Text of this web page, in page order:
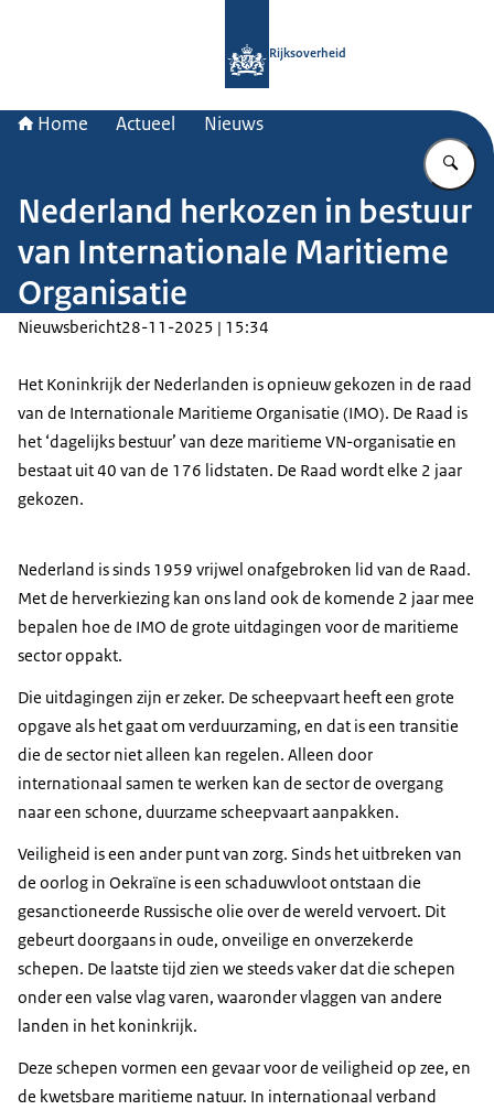
Rijksoverheid
Home Actueel Nieuws
Nederland herkozen in bestuur
van Internationale Maritieme
Organisatie
Nieuwsbericht28-11-2025 | 15:34
Het Koninkrijk der Nederlanden is opnieuw gekozen in de raad
van de Internationale Maritieme Organisatie (IMO). De Raad is
het ‘dagelijks bestuur’ van deze maritieme VN-organisatie en
bestaat uit 40 van de 176 lidstaten. De Raad wordt elke 2 jaar
gekozen.
Nederland is sinds 1959 vrijwel onafgebroken lid van de Raad.
Met de herverkiezing kan ons land ook de komende 2 jaar mee
bepalen hoe de IMO de grote uitdagingen voor de maritieme
sector oppakt.
Die uitdagingen zijn er zeker. De scheepvaart heeft een grote
opgave als het gaat om verduurzaming, en dat is een transitie
die de sector niet alleen kan regelen. Alleen door
internationaal samen te werken kan de sector de overgang
naar een schone, duurzame scheepvaart aanpakken.
Veiligheid is een ander punt van zorg. Sinds het uitbreken van
de oorlog in Oekraïne is een schaduwvloot ontstaan die
gesanctioneerde Russische olie over de wereld vervoert. Dit
gebeurt doorgaans in oude, onveilige en onverzekerde
schepen. De laatste tijd zien we steeds vaker dat die schepen
onder een valse vlag varen, waaronder vlaggen van andere
landen in het koninkrijk.
Deze schepen vormen een gevaar voor de veiligheid op zee, en
de kwetsbare maritieme natuur. In internationaal verband